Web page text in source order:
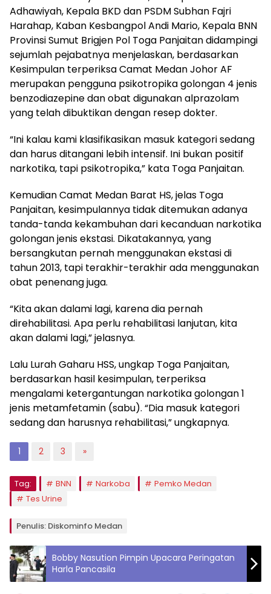
Adhawiyah, Kepala BKD dan PSDM Subhan Fajri
Harahap, Kaban Kesbangpol Andi Mario, Kepala BNN
Provinsi Sumut Brigjen Pol Toga Panjaitan didampingi
sejumlah pejabatnya menjelaskan, berdasarkan
Kesimpulan terperiksa Camat Medan Johor AF
merupakan pengguna psikotropika golongan 4 jenis
benzodiazepine dan obat digunakan alprazolam
yang telah dibuktikan dengan resep dokter.
“Ini kalau kami klasifikasikan masuk kategori sedang
dan harus ditangani lebih intensif. Ini bukan positif
narkotika, tapi psikotropika,” kata Toga Panjaitan.
Kemudian Camat Medan Barat HS, jelas Toga
Panjaitan, kesimpulannya tidak ditemukan adanya
tanda-tanda kekambuhan dari kecanduan narkotika
golongan jenis ekstasi. Dikatakannya, yang
bersangkutan pernah menggunakan ekstasi di
tahun 2013, tapi terakhir-terakhir ada menggunakan
obat penenang juga.
“Kita akan dalami lagi, karena dia pernah
direhabilitasi. Apa perlu rehabilitasi lanjutan, kita
akan dalami lagi,” jelasnya.
Lalu Lurah Gaharu HSS, ungkap Toga Panjaitan,
berdasarkan hasil kesimpulan, terperiksa
mengalami ketergantungan narkotika golongan 1
jenis metamfetamin (sabu). “Dia masuk kategori
sedang dan harusnya rehabilitasi,” ungkapnya.
1 2 3 »
Tag: BNN Narkoba
Pemko Medan
Tes Urine
Penulis: Diskominfo Medan
Bobby Nasution Pimpin Upacara Peringatan
Harla Pancasila